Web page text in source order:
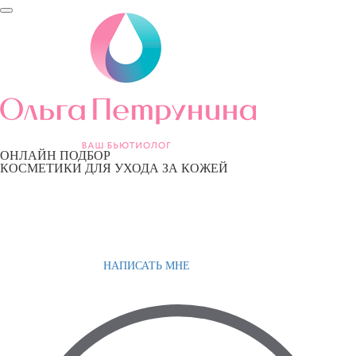
ОНЛАЙН ПОДБОР
КОСМЕТИКИ ДЛЯ УХОДА ЗА КОЖЕЙ
НАПИСАТЬ МНЕ